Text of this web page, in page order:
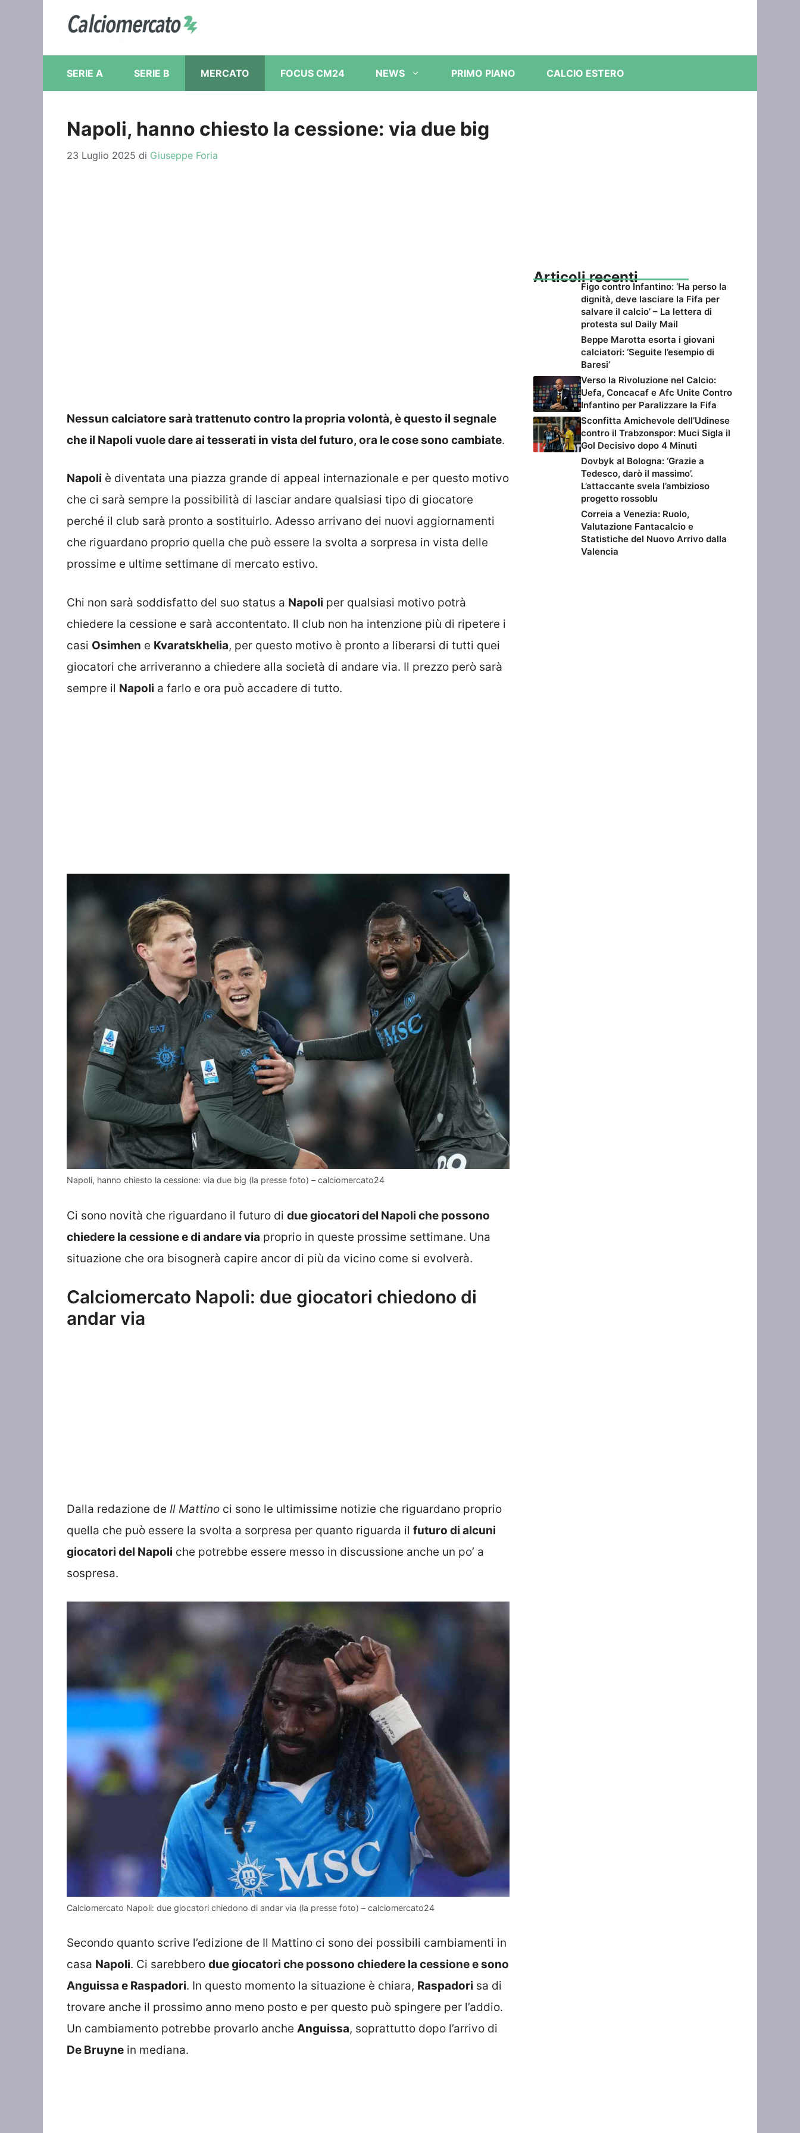
contenuto
SERIE A SERIE B MERCATO FOCUS CM24 NEWS PRIMO PIANO CALCIO ESTERO
Napoli, hanno chiesto la cessione: via due big
23 Luglio 2025 di Giuseppe Foria
Nessun calciatore sarà trattenuto contro la propria volontà, è questo il segnale
che il Napoli vuole dare ai tesserati in vista del futuro, ora le cose sono cambiate.
Napoli è diventata una piazza grande di appeal internazionale e per questo motivo
che ci sarà sempre la possibilità di lasciar andare qualsiasi tipo di giocatore
perché il club sarà pronto a sostituirlo. Adesso arrivano dei nuovi aggiornamenti
che riguardano proprio quella che può essere la svolta a sorpresa in vista delle
prossime e ultime settimane di mercato estivo.
Chi non sarà soddisfatto del suo status a Napoli per qualsiasi motivo potrà
chiedere la cessione e sarà accontentato. Il club non ha intenzione più di ripetere i
casi Osimhen e Kvaratskhelia, per questo motivo è pronto a liberarsi di tutti quei
giocatori che arriveranno a chiedere alla società di andare via. Il prezzo però sarà
sempre il Napoli a farlo e ora può accadere di tutto.
Napoli, hanno chiesto la cessione: via due big (la presse foto) – calciomercato24
Ci sono novità che riguardano il futuro di due giocatori del Napoli che possono
chiedere la cessione e di andare via proprio in queste prossime settimane. Una
situazione che ora bisognerà capire ancor di più da vicino come si evolverà.
Calciomercato Napoli: due giocatori chiedono di
andar via
Dalla redazione de Il Mattino ci sono le ultimissime notizie che riguardano proprio
quella che può essere la svolta a sorpresa per quanto riguarda il futuro di alcuni
giocatori del Napoli che potrebbe essere messo in discussione anche un po’ a
sospresa.
Calciomercato Napoli: due giocatori chiedono di andar via (la presse foto) – calciomercato24
Secondo quanto scrive l’edizione de Il Mattino ci sono dei possibili cambiamenti in
casa Napoli. Ci sarebbero due giocatori che possono chiedere la cessione e sono
Anguissa e Raspadori. In questo momento la situazione è chiara, Raspadori sa di
trovare anche il prossimo anno meno posto e per questo può spingere per l’addio.
Un cambiamento potrebbe provarlo anche Anguissa, soprattutto dopo l’arrivo di
De Bruyne in mediana.
Articoli recenti
Figo contro Infantino: ‘Ha perso la
dignità, deve lasciare la Fifa per
salvare il calcio’ – La lettera di
protesta sul Daily Mail
Beppe Marotta esorta i giovani
calciatori: ‘Seguite l’esempio di
Baresi’
Verso la Rivoluzione nel Calcio:
Uefa, Concacaf e Afc Unite Contro
Infantino per Paralizzare la Fifa
Sconfitta Amichevole dell’Udinese
contro il Trabzonspor: Muci Sigla il
Gol Decisivo dopo 4 Minuti
Dovbyk al Bologna: ‘Grazie a
Tedesco, darò il massimo’.
L’attaccante svela l’ambizioso
progetto rossoblu
Correia a Venezia: Ruolo,
Valutazione Fantacalcio e
Statistiche del Nuovo Arrivo dalla
Valencia